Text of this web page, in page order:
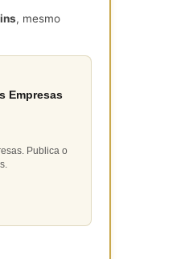
, mesmo
Empresas
Publica o